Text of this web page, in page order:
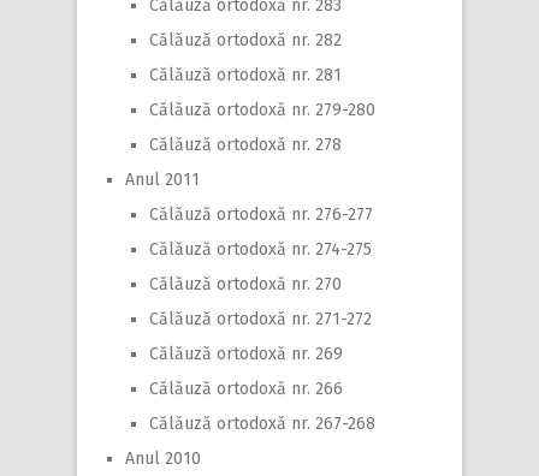
Călăuză ortodoxă nr. 283
Călăuză ortodoxă nr. 282
Călăuză ortodoxă nr. 281
Călăuză ortodoxă nr. 279-280
Călăuză ortodoxă nr. 278
Anul 2011
Călăuză ortodoxă nr. 276-277
Călăuză ortodoxă nr. 274-275
Călăuză ortodoxă nr. 270
Călăuză ortodoxă nr. 271-272
Călăuză ortodoxă nr. 269
Călăuză ortodoxă nr. 266
Călăuză ortodoxă nr. 267-268
Anul 2010